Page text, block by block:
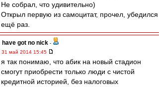
Не собрал, что удивительно)
Открыл первую из самоцитат, прочел, убедился
ещё раз.
have got no nick -
31 май 2014 15:45
я так понимаю, что абик на новый стадион
смогут приобрести только люди с чистой
кредитной историей, без налоговых